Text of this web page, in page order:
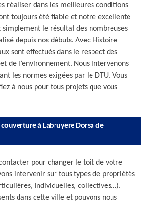
réaliser dans les meilleures conditions.
toujours été fiable et notre excellente
le résultat des nombreuses
depuis nos débuts. Avec Histoire
sont effectués dans le respect des
de l’environnement. Nous intervenons
les normes exigées par le DTU. Vous
à nous pour tous projets que vous
couverture à Labruyere Dorsa de
pour changer le toit de votre
intervenir sur tous types de propriétés
individuelles, collectives…).
dans cette ville et pouvons nous